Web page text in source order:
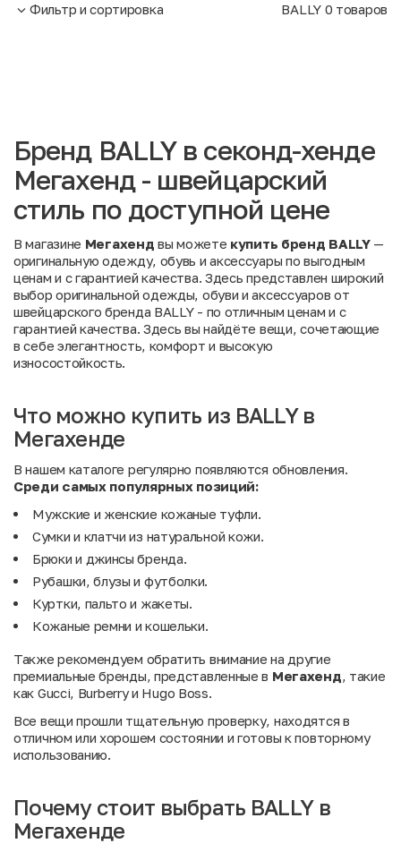
Фильтр и сортировка BALLY 0 товаров
Бренд BALLY в секонд-хенде
Мегахенд - швейцарский
стиль по доступной цене
В магазине Мегахенд вы можете купить бренд BALLY—
оригинальную одежду, обувь и аксессуары по выгодным
ценам и с гарантией качества. Здесь представлен широкий
выбор оригинальной одежды, обуви и аксессуаров от
швейцарского бренда BALLY - по отличным ценам и с
гарантией качества. Здесь вы найдёте вещи, сочетающие
в себе элегантность, комфорт и высокую
износостойкость.
Что можно купить из BALLY в
Мегахенде
В нашем каталоге регулярно появляются обновления.
Среди самых популярных позиций:
Мужские и женские кожаные туфли.
Сумки и клатчи из натуральной кожи.
Брюки и джинсы бренда.
Рубашки, блузы и футболки.
Куртки, пальто и жакеты.
Кожаные ремни и кошельки.
Также рекомендуем обратить внимание на другие
премиальные бренды, представленные в Мегахенд, такие
как Gucci, Burberryи Hugo Boss.
Все вещи прошли тщательную проверку, находятся в
отличном или хорошем состоянии и готовы к повторному
использованию.
Почему стоит выбрать BALLY в
Мегахенде